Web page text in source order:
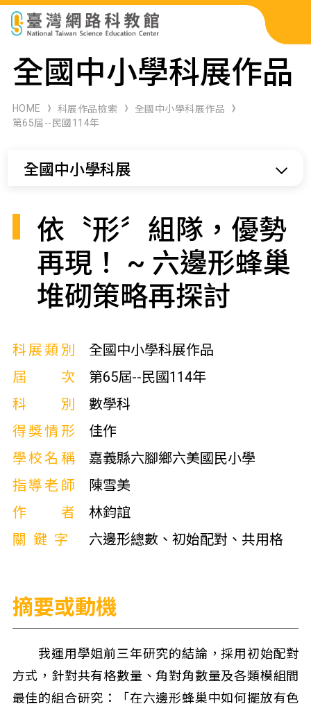
科展作品檢索
科學研習月刊
全國中小學科展作品
HOME 科展作品檢索
全國中小學科展作品
第65屆--民國114年
全國中小學科展
依〝形〞組隊，優勢
再現！ ~ 六邊形蜂巢
堆砌策略再探討
科展類別
全國中小學科展作品
屆次
第65屆--民國114年
科別
數學科
得獎情形
佳作
學校名稱
嘉義縣六腳鄉六美國民小學
指導老師
陳雪美
作者
林鈞誼
關鍵字
六邊形總數、初始配對、共用格
摘要或動機
我運用學姐前三年研究的結論，採用初始配對
方式，針對共有格數量、角對角數量及各類模組間
最佳的組合研究：「在六邊形蜂巢中如何擺放有色